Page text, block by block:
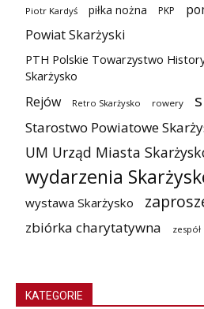
Piotr Kardyś piłka nożna PKP
Powiat Skarżyski
PTH Polskie Towarzystwo
Skarżysko
Rejów Retro Skarżysko rowery
Starostwo Powiatowe
UM Urząd Miasta
wydarzenia
wystawa Skarżysko
zbiórka charytatywna
KATEGORIE